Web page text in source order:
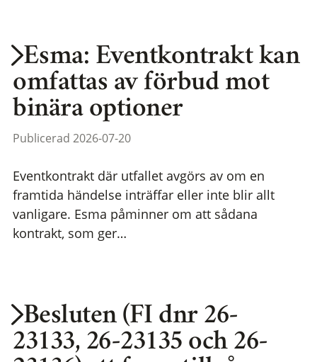
Esma: Eventkontrakt kan
omfattas av förbud mot
binära optioner
Publicerad 2026-07-20
Eventkontrakt där utfallet avgörs av om en
framtida händelse inträffar eller inte blir allt
vanligare. Esma påminner om att sådana
kontrakt, som ger…
Besluten (FI dnr 26-
23133, 26-23135 och 26-